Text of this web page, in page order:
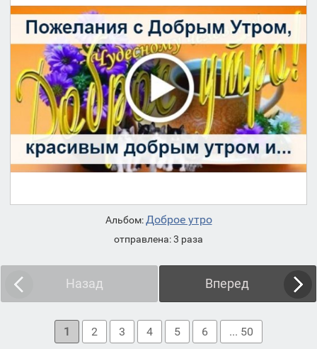
Альбом:Доброе утро
отправлена: 3 раза
Назад Вперед
1 2 3 4 5 6 ... 50